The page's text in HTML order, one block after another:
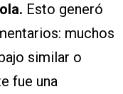
Esto generó
muchos
similar o
fue una